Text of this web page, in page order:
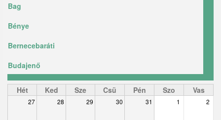
Bag
Bénye
Bernecebaráti
Budajenő
Ceglédbercel
Csemő
Hét Ked Sze Csü Pén Szo Vas
27 28 29 30 31 1 2